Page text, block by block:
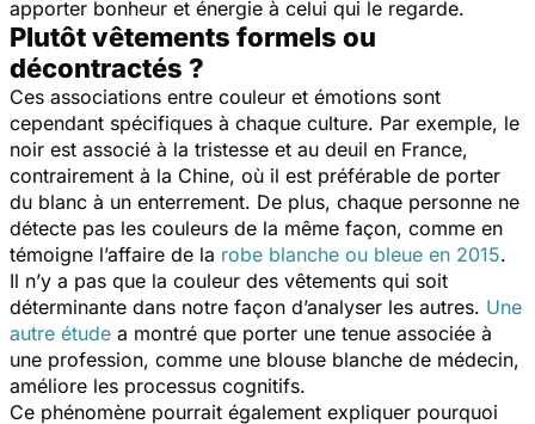
apporter bonheur et énergie à celui qui le regarde.
Plutôt vêtements formels ou
décontractés ?
Ces associations entre couleur et émotions sont
cependant spécifiques à chaque culture. Par exemple, le
noir est associé à la tristesse et au deuil en France,
contrairement à la Chine, où il est préférable de porter
du blanc à un enterrement. De plus, chaque personne ne
détecte pas les couleurs de la même façon, comme en
témoigne l’affaire de la robe blanche ou bleue en 2015.
Il n’y a pas que la couleur des vêtements qui soit
déterminante dans notre façon d’analyser les autres. Une
autre étude a montré que porter une tenue associée à
une profession, comme une blouse blanche de médecin,
améliore les processus cognitifs.
Ce phénomène pourrait également expliquer pourquoi